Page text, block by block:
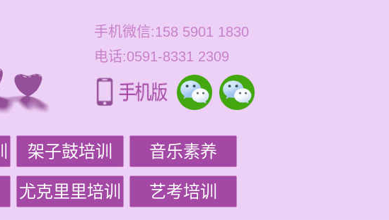
手机微信:158 5901 1830
电话:0591-8331 2309
架子鼓培训 音乐素养
尤克里里培训 艺考培训